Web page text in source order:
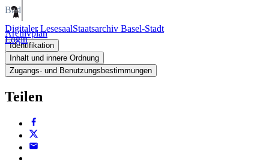
Digitaler LesesaalStaatsarchiv Basel-Stadt
Login
Bild
Archivplan
Identifikation
Inhalt und innere Ordnung
Zugangs- und Benutzungsbestimmungen
Teilen